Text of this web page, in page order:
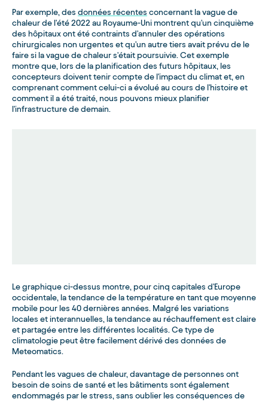
Par exemple, des données récentes concernant la vague de
chaleur de l'été 2022 au Royaume-Uni montrent qu'un cinquième
des hôpitaux ont été contraints d'annuler des opérations
chirurgicales non urgentes et qu'un autre tiers avait prévu de le
faire si la vague de chaleur s'était poursuivie. Cet exemple
montre que, lors de la planification des futurs hôpitaux, les
concepteurs doivent tenir compte de l'impact du climat et, en
comprenant comment celui-ci a évolué au cours de l'histoire et
comment il a été traité, nous pouvons mieux planifier
l'infrastructure de demain.
Le graphique ci-dessus montre, pour cinq capitales d'Europe
occidentale, la tendance de la température en tant que moyenne
mobile pour les 40 dernières années. Malgré les variations
locales et interannuelles, la tendance au réchauffement est claire
et partagée entre les différentes localités. Ce type de
climatologie peut être facilement dérivé des données de
Meteomatics.
Pendant les vagues de chaleur, davantage de personnes ont
besoin de soins de santé et les bâtiments sont également
endommagés par le stress, sans oublier les conséquences de